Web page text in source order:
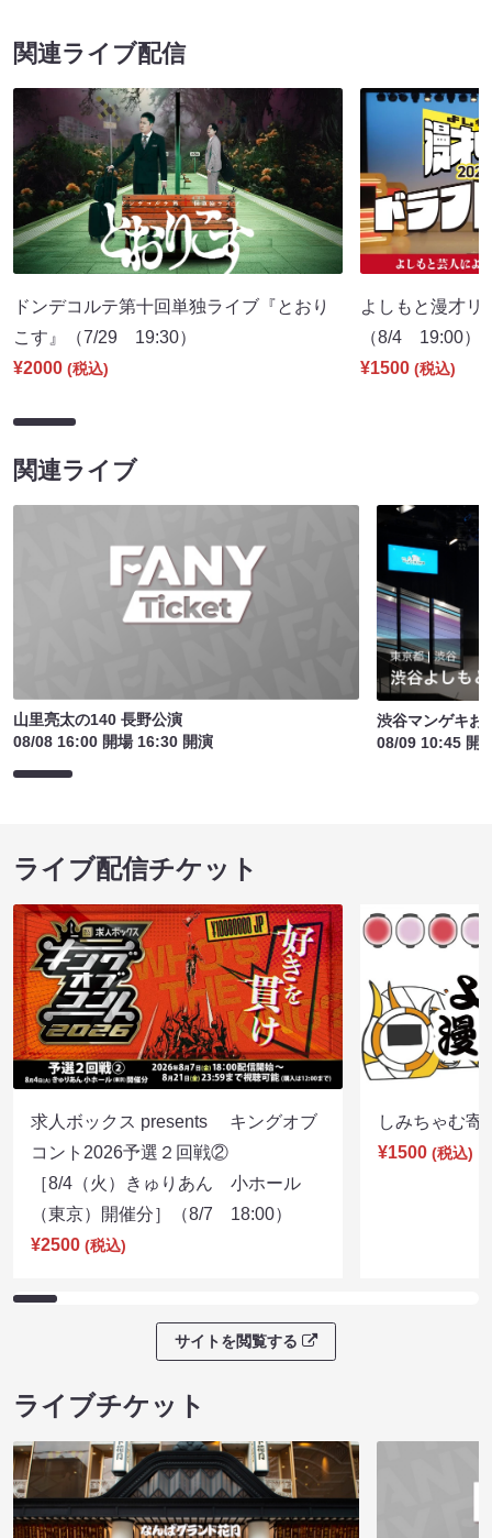
関連ライブ配信
ドンデコルテ第十回単独ライブ『とおり
こす』（7/29 19:30）
¥2000 (税込)
よしもと漫才リ
（8/4 19:00）
¥1500 (税込)
関連ライブ
山里亮太の140 長野公演
08/08 16:00 開場 16:30 開演
渋谷マンゲキ
08/09 10:45 開
ライブ配信チケット
求人ボックス presents キングオブ
コント2026予選２回戦②
［8/4（火）きゅりあん 小ホール
（東京）開催分］（8/7 18:00）
¥2500 (税込)
しみちゃむ
¥1500 (税込)
サイトを閲覧する
ライブチケット